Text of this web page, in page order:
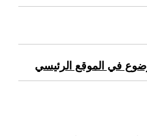
في الموقع الرئيسي